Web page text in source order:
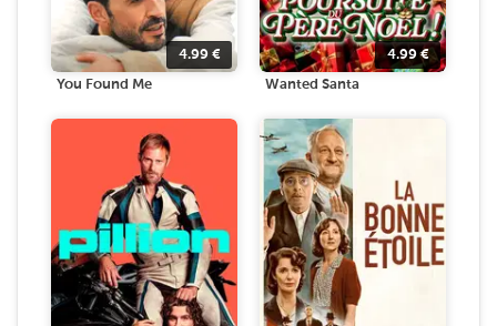
4.99 €
You Found Me
4.99€
Wanted Santa